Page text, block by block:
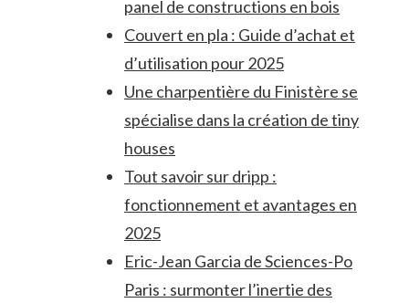
panel de constructions en bois
Couvert en pla : Guide d’achat et
d’utilisation pour 2025
Une charpentière du Finistère se
spécialise dans la création de tiny
houses
Tout savoir sur dripp :
fonctionnement et avantages en
2025
Eric-Jean Garcia de Sciences-Po
Paris : surmonter l’inertie des